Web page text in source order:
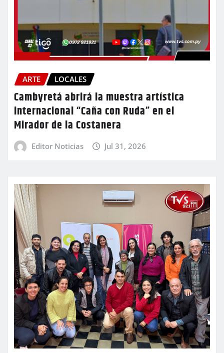
ARTE LOCALES
Cambyretá abrirá la muestra artística
internacional “Caña con Ruda” en el
Mirador de la Costanera
Editor Noticias Jul 31, 2026